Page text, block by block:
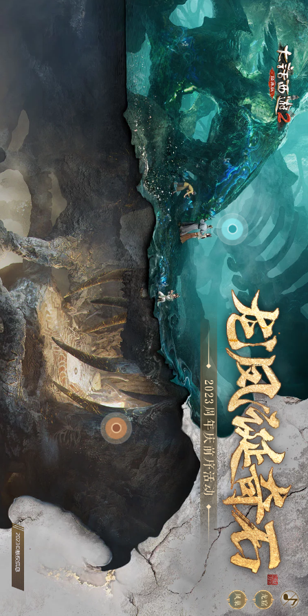
龙窟
凤巢
听说了吗？最近
龙窟凤巢
有大事发生！
客官说的可是……那些有市无价的
灵石？
欲知一二，您且听在下，一一道来… 此次龙窟凤巢之奇象，可谓是——
龙凤癸死，万灵甲生，风隐雪幽骨冢立；天地异动，灵脉重鸣，壑沉岩破现奇石。
此石是
福
是
祸
？龙窟凤巢又变了何般面貌？
还待有缘人，去一一探解……
翻天覆地大变样！
龙窟凤巢寻奇石
2023年7月27日 10:00 至 2023年8月6日 23:59
人物等级≥30级，时间宠≥10级
龙
雀
之
野
现
世
，
龙
窟
凤
巢
震
动
，
大
量
奇
石
涌
现
人
间
，
其
中
蕴
藏
丰
沛
灵
气
，
引
发
百
姓
争
抢
。
为
避
免
多
生
祸
端
，
官
府
特
邀
少
侠
帮
忙
收
集
奇
石
。
与
此
同
时
，
为
了
深
入
研
究
奇
石
的
来
历
用
途
，
官
府
还
找
来
一
批
擅
长
鉴
定
各
类
石
材
的
奇
人
异
士
，
烦
请
少
侠
护
他
们
一
路
周
全
。